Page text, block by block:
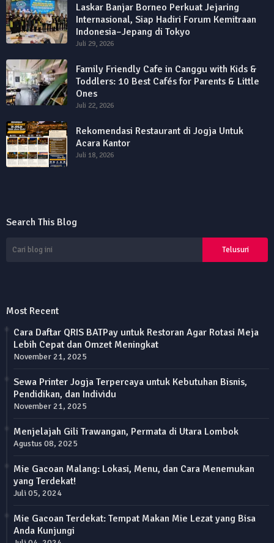
Laskar Banjar Borneo Perkuat Jejaring
Internasional, Siap Hadiri Forum Kemitraan
Indonesia–Jepang di Tokyo
Juli 29, 2026
Family Friendly Cafe in Canggu with Kids &
Toddlers: 10 Best Cafés for Parents & Little
Ones
Juli 22, 2026
Rekomendasi Restaurant di Jogja Untuk
Acara Kantor
Juli 18, 2026
Search This Blog
Most Recent
Cara Daftar QRIS BATPay untuk Restoran Agar Rotasi Meja
Lebih Cepat dan Omzet Meningkat
November 21, 2025
Sewa Printer Jogja Terpercaya untuk Kebutuhan Bisnis,
Pendidikan, dan Individu
November 21, 2025
Menjelajah Gili Trawangan, Permata di Utara Lombok
Agustus 08, 2025
Mie Gacoan Malang: Lokasi, Menu, dan Cara Menemukan
yang Terdekat!
Juli 05, 2024
Mie Gacoan Terdekat: Tempat Makan Mie Lezat yang Bisa
Anda Kunjungi